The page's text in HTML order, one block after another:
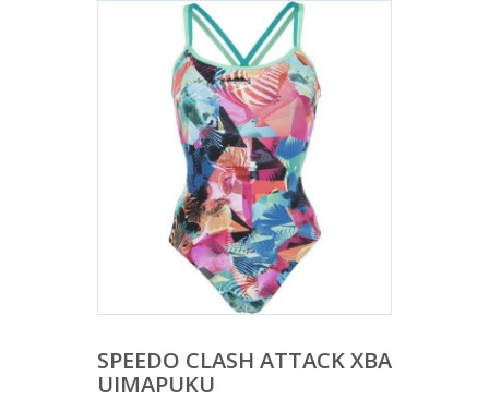
SPEEDO CLASH ATTACK XBA
UIMAPUKU